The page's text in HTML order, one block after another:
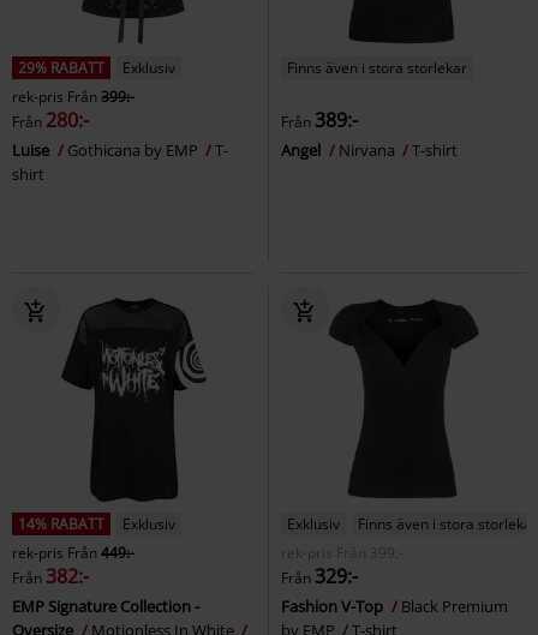
29% RABATT
Exklusiv
rek-pris Från399:-
Från 280:-
Luise Gothicana by EMP
T-
shirt
Finns även i stora storlekar
Från 389:-
Angel Nirvana T-shirt
14% RABATT
Exklusiv
rek-pris Från449:-
Från 382:-
EMP Signature Collection -
Oversize
Motionless In White
Exklusiv
Finns även i stora storlekar
rek-pris
Från
399:-
Från 329:-
Fashion V-Top
Black Premium
by EMP
T-shirt